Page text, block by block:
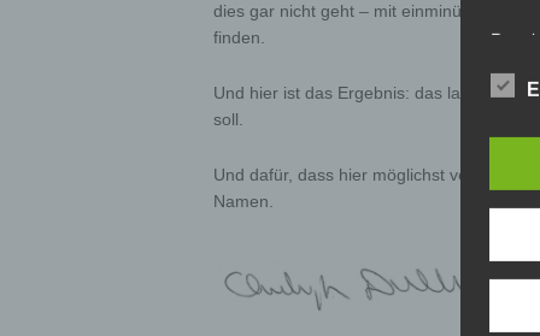
dies gar nicht geht – mit einminütigen
finden.
Und hier ist das Ergebnis: das laufende
soll.
Und dafür, dass hier möglichst verlässlich
Namen.